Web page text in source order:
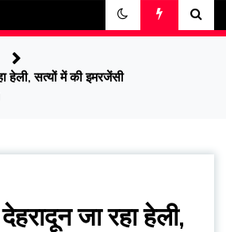
हेली, सत्यों में की इमरजेंसी
जा रहा हेली,